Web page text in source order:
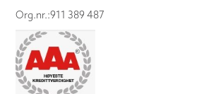
Org.nr.:911 389 487